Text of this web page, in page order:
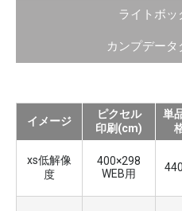
ライトボッ
カンプデータ
イメージ
ピクセル
印刷(cm)
単
xs低解像
度
400×298
WEB用